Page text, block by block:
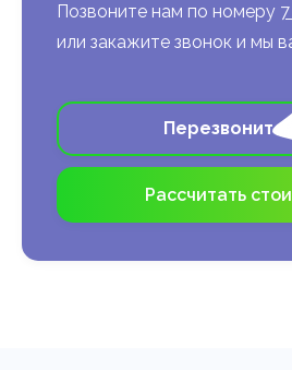
Позвоните нам по номеру
или закажите звонок и мы
Перезвоните
Рассчитать